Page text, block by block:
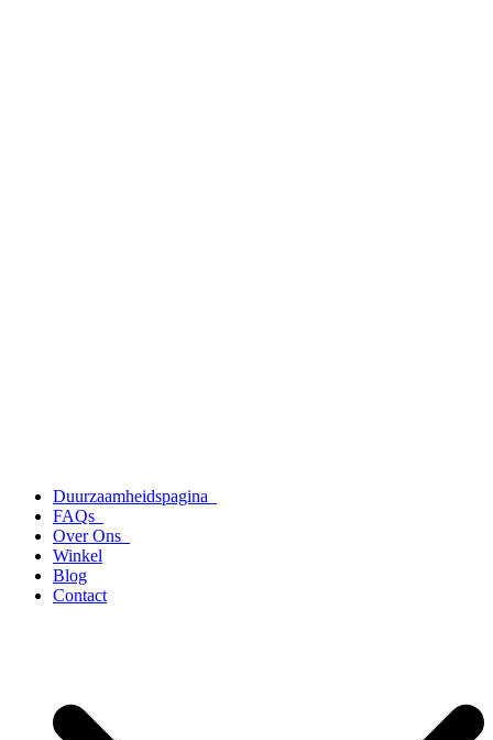
Duurzaamheidspagina
FAQs
Over Ons
Winkel
Blog
Contact